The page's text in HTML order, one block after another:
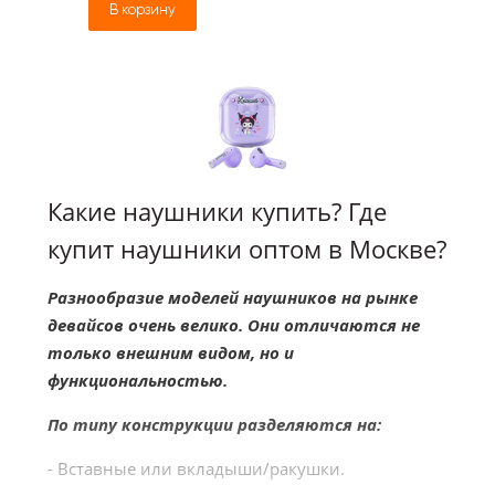
В корзину
Какие наушники купить? Где
купит наушники оптом в Москве?
Разнообразие моделей наушников на рынке
девайсов очень велико. Они отличаются не
только внешним видом, но и
функциональностью.
По типу конструкции разделяются на:
- Вставные или вкладыши/ракушки.